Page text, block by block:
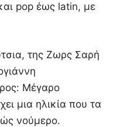
pop έως latin, με
της Ζωρς Σαρή
Μέγαρο
μια ηλικία που τα
νούμερο.